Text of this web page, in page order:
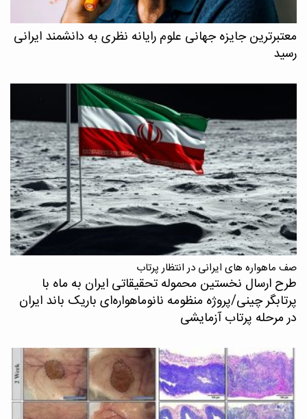
معتبرترین جایزه جهانی علوم رایانه نظری به دانشمند ایرانی
رسید
صف ماهواره های ایرانی در انتظار پرتاب
طرح ارسال نخستین محموله تحقیقاتی ایران به ماه با
پرتابگر چینی/پروژه منظومه نانوماهواره‌ای باریک باند ایران
در مرحله پرتاب آزمایشی